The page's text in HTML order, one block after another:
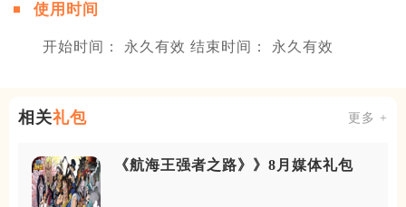
使用时间
开始时间： 永久有效 结束时间： 永久有效
相关礼包 更多 +
《航海王强者之路》》8月媒体礼包